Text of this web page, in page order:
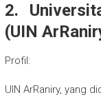
2.
(UIN
Profil:
UIN ArRaniry, yang